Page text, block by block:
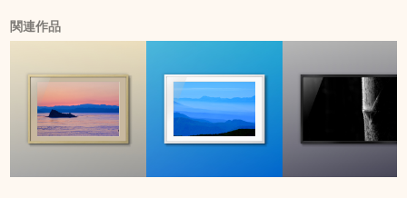
関連作品